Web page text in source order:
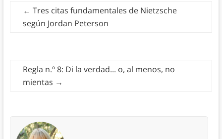
← Tres citas fundamentales de Nietzsche
según Jordan Peterson
Regla n.º 8: Di la verdad... o, al menos, no
mientas →